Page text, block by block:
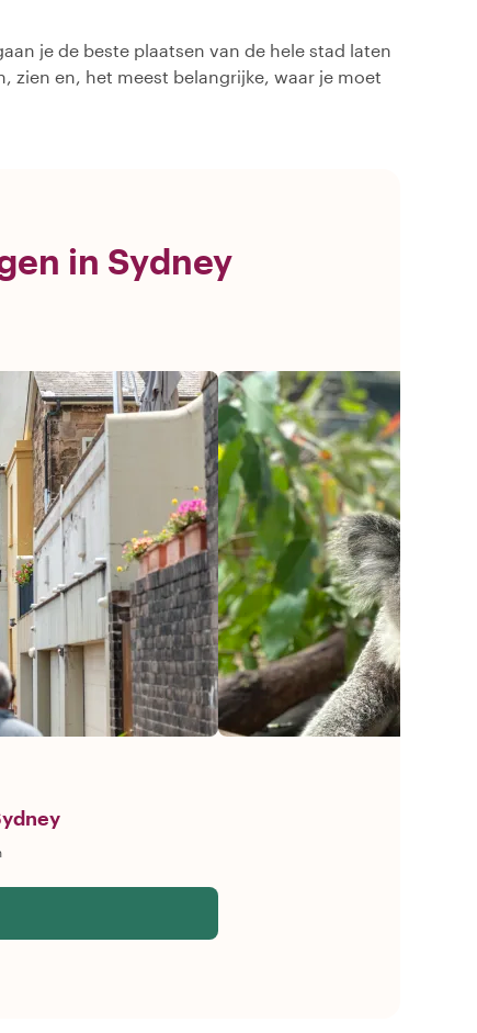
je de beste plaatsen van de hele stad laten
zien en, het meest belangrijke, waar je moet
in Sydney